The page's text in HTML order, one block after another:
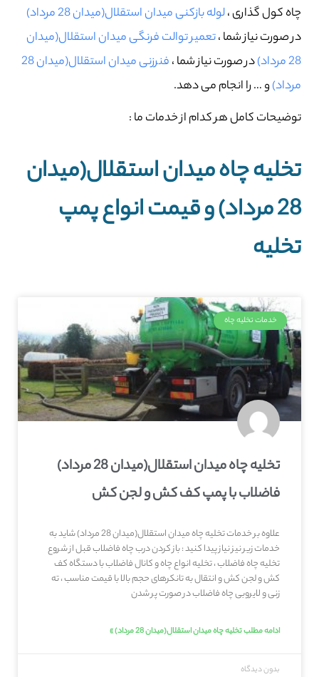
چاه کول گذاری ،لوله بازکنی میدان استقلال(میدان 28 مرداد)
در صورت نیاز شما ،تعمیر توالت فرنگی میدان استقلال(میدان
28 مرداد)
در صورت نیاز شما ،
فنرزنی میدان استقلال(میدان 28
مرداد)و … را انجام می دهد.
توضیحات کامل هر کدام از خدمات ما :
تخلیه چاه میدان استقلال(میدان
28 مرداد) و قیمت انواع پمپ
تخلیه
خدمات تخلیه چاه
تخلیه چاه میدان استقلال(میدان 28 مرداد)
فاضلاب با پمپ کف کش و لجن کش
علاوه بر خدمات تخلیه چاه میدان استقلال(میدان 28 مرداد) شاید به
خدمات زیر نیز نیاز پیدا کنید : باز کردن درب چاه فاضلاب قبل از شروع
تخلیه چاه فاضلاب ، تخلیه انواع چاه و کانال فاضلاب با دستگاه کف
کش و لجن کش و انتقال به تانکرهای حجم بالا با قیمت مناسب ، ته
زنی و لایروبی چاه فاضلاب در صورت پر شدن
ادامه مطلب تخلیه چاه میدان استقلال(میدان 28 مرداد) »
بدون دیدگاه